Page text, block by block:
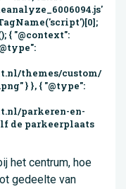
{ "@context":
themes/custom/
} }, { "@type":
parkeren-en-
de parkeerplaats
het centrum, hoe
gedeelte van